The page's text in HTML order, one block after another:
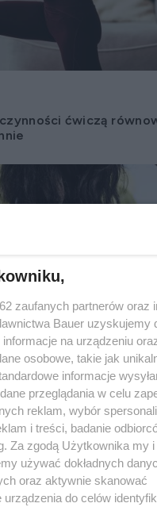
ćwiczą
podczas fali
zaufanych partnerów oraz
Bauer uzyskujemy
na urządzeniu
osobowe, takie jak
informacje
przeglądania w celu
reklam, wybór
i treści, badanie
Za zgodą Użytkownika my
używać dokładnych
oraz aktywnie skanować
do celów